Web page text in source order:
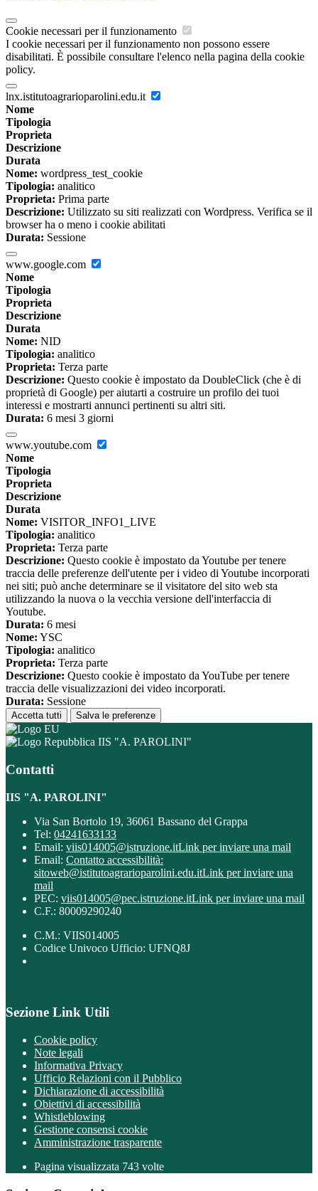
Cookie necessari per il funzionamento
I cookie necessari per il funzionamento non possono essere
disabilitati. È possibile consultare l'elenco nella pagina della cookie
policy.
lnx.istitutoagrarioparolini.edu.it
Nome
Tipologia
Proprieta
Descrizione
Durata
Nome: wordpress_test_cookie
Tipologia: analitico
Proprieta: Prima parte
Descrizione: Utilizzato su siti realizzati con Wordpress. Verifica se il
browser ha o meno i cookie abilitati
Durata: Sessione
www.google.com
Nome
Tipologia
Proprieta
Descrizione
Durata
Nome: NID
Tipologia: analitico
Proprieta: Terza parte
Descrizione: Questo cookie è impostato da DoubleClick (che è di
proprietà di Google) per aiutarti a costruire un profilo dei tuoi
interessi e mostrarti annunci pertinenti su altri siti.
Durata: 6 mesi 3 giorni
www.youtube.com
Nome
Tipologia
Proprieta
Descrizione
Durata
Nome: VISITOR_INFO1_LIVE
Tipologia: analitico
Proprieta: Terza parte
Descrizione: Questo cookie è impostato da Youtube per tenere
traccia delle preferenze dell'utente per i video di Youtube incorporati
nei siti; può anche determinare se il visitatore del sito web sta
utilizzando la nuova o la vecchia versione dell'interfaccia di
Youtube.
Durata: 6 mesi
Nome: YSC
Tipologia: analitico
Proprieta: Terza parte
Descrizione: Questo cookie è impostato da YouTube per tenere
traccia delle visualizzazioni dei video incorporati.
Durata: Sessione
Accetta tutti Salva le preferenze
IIS "A. PAROLINI"
Contatti
IIS "A. PAROLINI"
Via San Bortolo 19, 36061 Bassano del Grappa
Tel: 04241633133
Email: viis014005@istruzione.itLink per inviare una mail
Email: Contatto accessibilità:
sitoweb@istitutoagrarioparolini.edu.itLink per inviare una
mail
PEC: viis014005@pec.istruzione.itLink per inviare una mail
C.F.: 80009290240
C.M.: VIIS014005
Codice Univoco Ufficio: UFNQ8J
Sezione Link Utili
Cookie policy
Note legali
Informativa Privacy
Ufficio Relazioni con il Pubblico
Dichiarazione di accessibilità
Obiettivi di accessibilità
Whistleblowing
Gestione consensi cookie
Amministrazione trasparente
Pagina visualizzata 743 volte